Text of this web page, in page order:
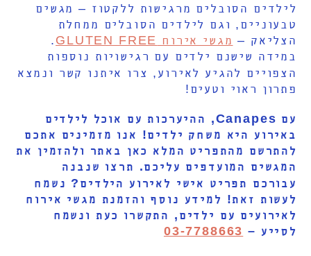
לילדים הסובלים מרגישות ללקטוז – מגשים
טבעוניים, וגם לילדים הסובלים ממחלת
הצליאק – מגשי אירוח GLUTEN FREE
.
במידה שישנם ילדים עם רגישויות נוספות
הצפויים להגיע לאירוע, צרו איתנו קשר ונמצא
פתרון ראוי וטעים!
עם Canapes, ההיערכות עם אוכל לילדים
באירוע היא משחק ילדים! אנו מזמינים אתכם
להתרשם מהתפריט המלא כאן באתר ולהזמין את
המגשים המועדפים עליכם. תרצו שנבנה
עבורכם תפריט אישי לאירוע הילדים? נשמח
לעשות זאת! למידע נוסף והזמנת מגשי אירוח
לאירועים עם ילדים, התקשרו כעת ונשמח
לסייע – 03-7788663